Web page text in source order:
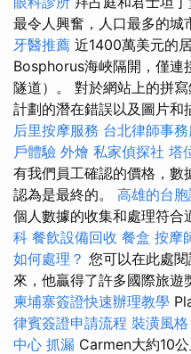
最令人興奮，人口最多的城
牙醫推薦 近1400萬美元的
Bosphorus海峽隔開，僅連
隧道）。 對於網站上的拼
計劃的潛在錯誤以及圖片和
后里按摩服務 台北律師事
戶體驗 外燴 私家偵探社 塔
有我們員工確認的價格，數
認為是最終的。 高雄的台
個人數據的收集和處理符合
科 餐飲設備回收 餐盒 按摩
如何處理？ 您可以在此處
來，他贏得了許多國際旅遊
柬埔寨簽證快速辦理教學
律賓簽證申請流程 裝潢風格
中心 抓漏 Carmen大約10